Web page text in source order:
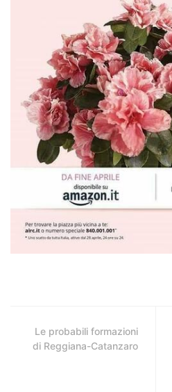
Le probabili formazioni
di Reggiana-Catanzaro